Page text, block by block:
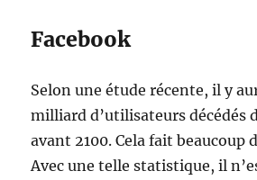
Facebook
Selon une étude récente, il y
milliard d’utilisateurs décédés
avant 2100. Cela fait beaucoup
Avec une telle statistique, il